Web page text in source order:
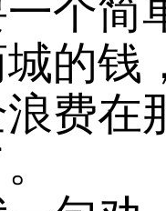
个简
的钱
费在